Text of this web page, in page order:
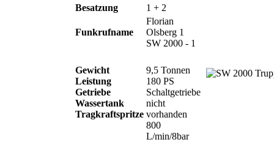
Besatzung
1 + 2
Funkrufname
Florian
Olsberg 1
SW 2000 - 1
Gewicht
Leistung
Getriebe
Wassertank
Tragkraftspritze
9,5 Tonnen
180 PS
Schaltgetriebe
nicht
vorhanden
800
L/min/8bar